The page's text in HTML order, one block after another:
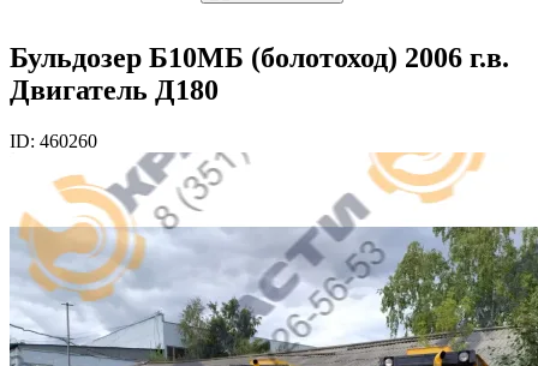
Бульдозер Б10МБ (болотоход) 2006 г.в.
Двигатель Д180
ID: 460260